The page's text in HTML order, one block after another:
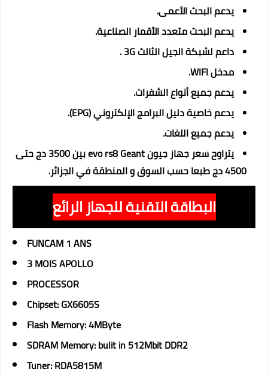
يدعم البحث الأعمى.
يدعم البحث متعدد الأقمار الصناعية.
داعم لشبكة الجيل الثالث 3G .
مدخل WIFI.
يدعم جميع أنواع الشفرات.
يدعم خاصية دليل البرامج الإلكتروني (EPG).
يدعم جميع اللغات.
يتراوح سعر جهاز جيون evo rs8 Geant بين 3500 دج حتى
4500 دج طبعا حسب السوق و المنطقة في الجزائر.
البطاقة التقنية للجهاز الرائع
FUNCAM 1 ANS
3 MOIS APOLLO
PROCESSOR
Chipset: GX6605S
Flash Memory: 4MByte
SDRAM Memory: bulit in 512Mbit DDR2
Tuner: RDA5815M